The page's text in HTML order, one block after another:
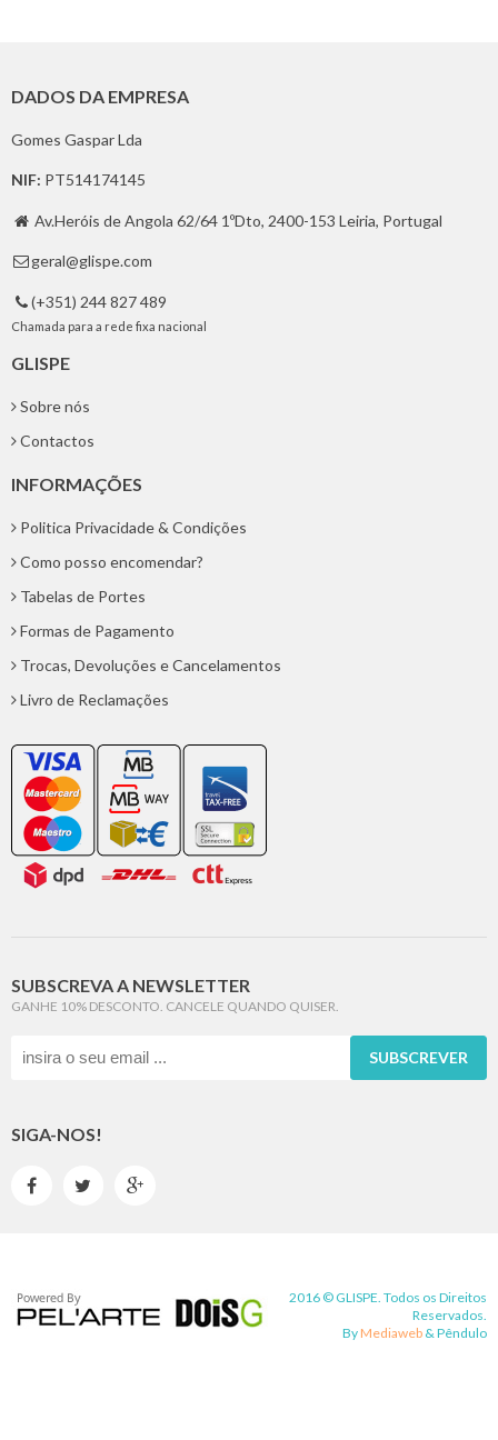
DADOS DA EMPRESA
Gomes Gaspar Lda
NIF: PT514174145
 Av.Heróis de Angola 62/64 1ºDto, 2400-153 Leiria, Portugal
 geral@glispe.com
 (+351) 244 827 489
Chamada para a rede fixa nacional
GLISPE
Sobre nós
Contactos
INFORMAÇÕES
Politica Privacidade & Condições
Como posso encomendar?
Tabelas de Portes
Formas de Pagamento
Trocas, Devoluções e Cancelamentos
Livro de Reclamações
SUBSCREVA A NEWSLETTER
GANHE 10% DESCONTO. CANCELE QUANDO QUISER.
SUBSCREVER
SIGA-NOS!
  
2016 © GLISPE. Todos os Direitos
Reservados.
By Mediaweb &Pêndulo